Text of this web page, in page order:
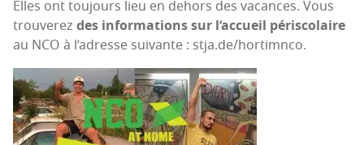
Elles ont tou­jours lieu en dehors des vacances. Vous
trou­ve­rez des infor­ma­tions sur l’ac­cueil péri­sco­laire
au NCO à l’a­dresse sui­vante : stja.de/hortimnco.